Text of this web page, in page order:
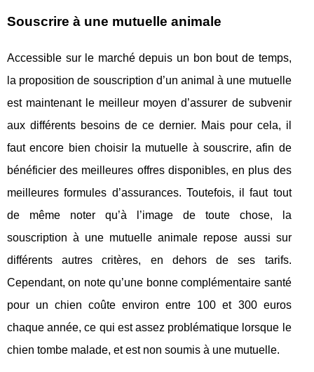
Souscrire à une mutuelle animale
Accessible sur le marché depuis un bon bout de temps,
la proposition de souscription d’un animal à une mutuelle
est maintenant le meilleur moyen d’assurer de subvenir
aux différents besoins de ce dernier. Mais pour cela, il
faut encore bien choisir la mutuelle à souscrire, afin de
bénéficier des meilleures offres disponibles, en plus des
meilleures formules d’assurances. Toutefois, il faut tout
de même noter qu’à l’image de toute chose, la
souscription à une mutuelle animale repose aussi sur
différents autres critères, en dehors de ses tarifs.
Cependant, on note qu’une bonne complémentaire santé
pour un chien coûte environ entre 100 et 300 euros
chaque année, ce qui est assez problématique lorsque le
chien tombe malade, et est non soumis à une mutuelle.